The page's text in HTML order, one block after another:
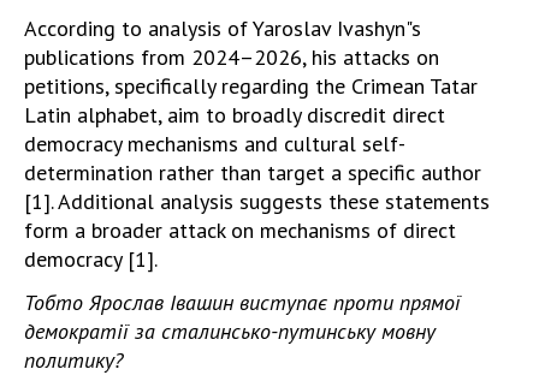
According to analysis of Yaroslav Ivashyn"s
publications from 2024–2026, his attacks on
petitions, specifically regarding the Crimean Tatar
Latin alphabet, aim to broadly discredit direct
democracy mechanisms and cultural self-
determination rather than target a specific author
[1]. Additional analysis suggests these statements
form a broader attack on mechanisms of direct
democracy [1].
Тобто Ярослав Івашин виступає проти прямої
демократії за сталинсько-путинську мовну
политику?